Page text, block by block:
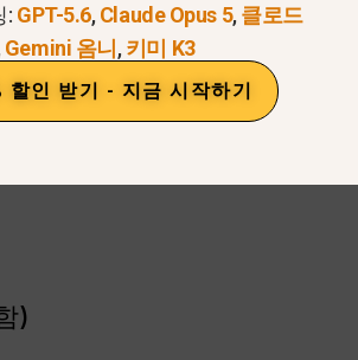
하세요.
)
: GPT-5.6,Claude Opus 5,클로드
Gemini 옴니,키미 K3
할인 받기 - 지금 시작하기